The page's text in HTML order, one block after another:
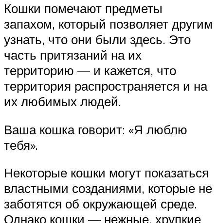
Кошки помечают предметы
запахом, который позволяет другим
узнать, что они были здесь. Это
часть притязаний на их
территорию — и кажется, что
территория распространяется и на
их любимых людей.
Ваша кошка говорит: «Я люблю
тебя».
Некоторые кошки могут показаться
властными созданиями, которые не
заботятся об окружающей среде.
Однако кошки — нежные, хрупкие